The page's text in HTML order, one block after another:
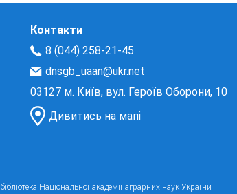
Контакти
8 (044) 258-21-45
dnsgb_uaan@ukr.net
03127 м. Київ, вул. Героїв Оборони, 10
Дивитись на мапі
Національної академії аграрних наук України